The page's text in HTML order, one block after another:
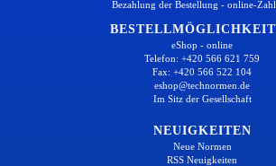
Bezahlung der Bestellung - online-
eShop - online
Telefon: +420 566 621 759
Fax: +420 566 522 104
eshop@technormen.de
Im Sitz der Gesellschaft
NEUIGKEITEN
Neue Normen
RSS Neuigkeiten